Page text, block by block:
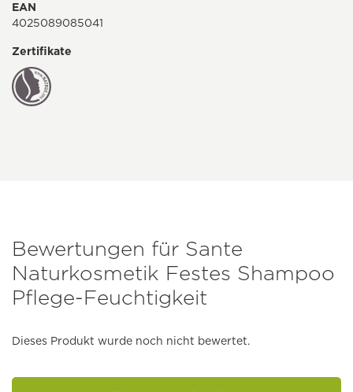
EAN
4025089085041
Zertifikate
Bewertungen für Sante
Naturkosmetik Festes Shampoo
Pflege-Feuchtigkeit
Dieses Produkt wurde noch nicht bewertet.